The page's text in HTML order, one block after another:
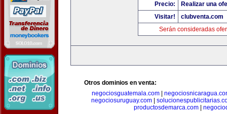
Precio:
Realizar una
Visitar!
clubventa.com
Serán consideradas
Otros dominios en venta:
negociosguatemala.com
negociosuruguay.com
productosdemarca.com